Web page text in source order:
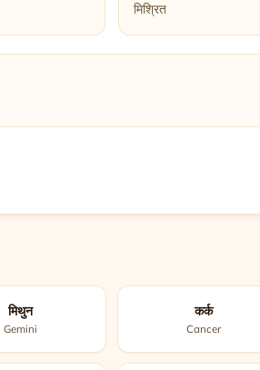
मिश्रित
मिथुन
Gemini
कर्क
Cancer